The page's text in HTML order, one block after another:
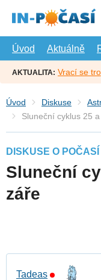
hlavní
Úvod
Aktuálně
AKTUALITA: Vrací se
Úvod Diskuse
Sluneční cyklus 25
DISKUSE O POČASÍ
Sluneční
záře
Tadeas